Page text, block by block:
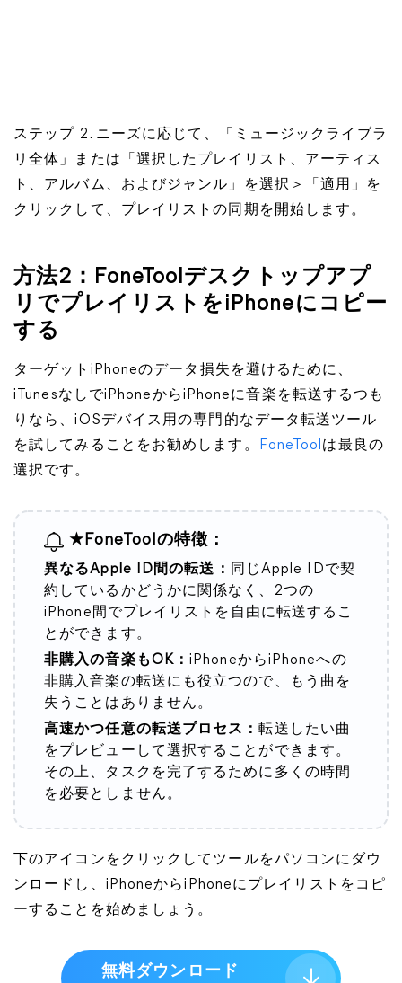
ステップ 2. ニーズに応じて、「ミュージックライブラ
リ全体」または「選択したプレイリスト、アーティス
ト、アルバム、およびジャンル」を選択＞「適用」を
クリックして、プレイリストの同期を開始します。
方法2：FoneToolデスクトップアプ
リでプレイリストをiPhoneにコピー
する
ターゲットiPhoneのデータ損失を避けるために、
iTunesなしでiPhoneからiPhoneに音楽を転送するつも
りなら、iOSデバイス用の専門的なデータ転送ツール
を試してみることをお勧めします。
FoneTool は最良の
選択です。
★FoneToolの特徴：
異なるApple ID間の転送：
同じApple IDで契
約しているかどうかに関係なく、2つの
iPhone間でプレイリストを自由に転送するこ
とができます。
非購入の音楽もOK：iPhoneからiPhoneへの
非購入音楽の転送にも役立つので、もう曲を
失うことはありません。
高速かつ任意の転送プロセス：転送したい曲
をプレビューして選択することができます。
その上、タスクを完了するために多くの時間
を必要としません。
下のアイコンをクリックしてツールをパソコンにダウ
ンロードし、iPhoneからiPhoneにプレイリストをコピ
ーすることを始めましょう。
無料ダウンロード